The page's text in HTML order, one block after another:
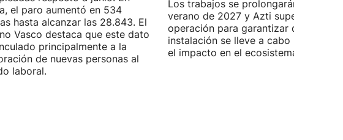
el paro aumentó en 534
hasta alcanzar las 28.843. El
Vasco destaca que este dato
principalmente a la
de nuevas personas al
laboral.
Los trabajos se prolongarán hasta
verano de 2027 y Azti supervisará la
operación para garantizar que la
instalación se lleve a cabo
el impacto en el ecosistema marino.